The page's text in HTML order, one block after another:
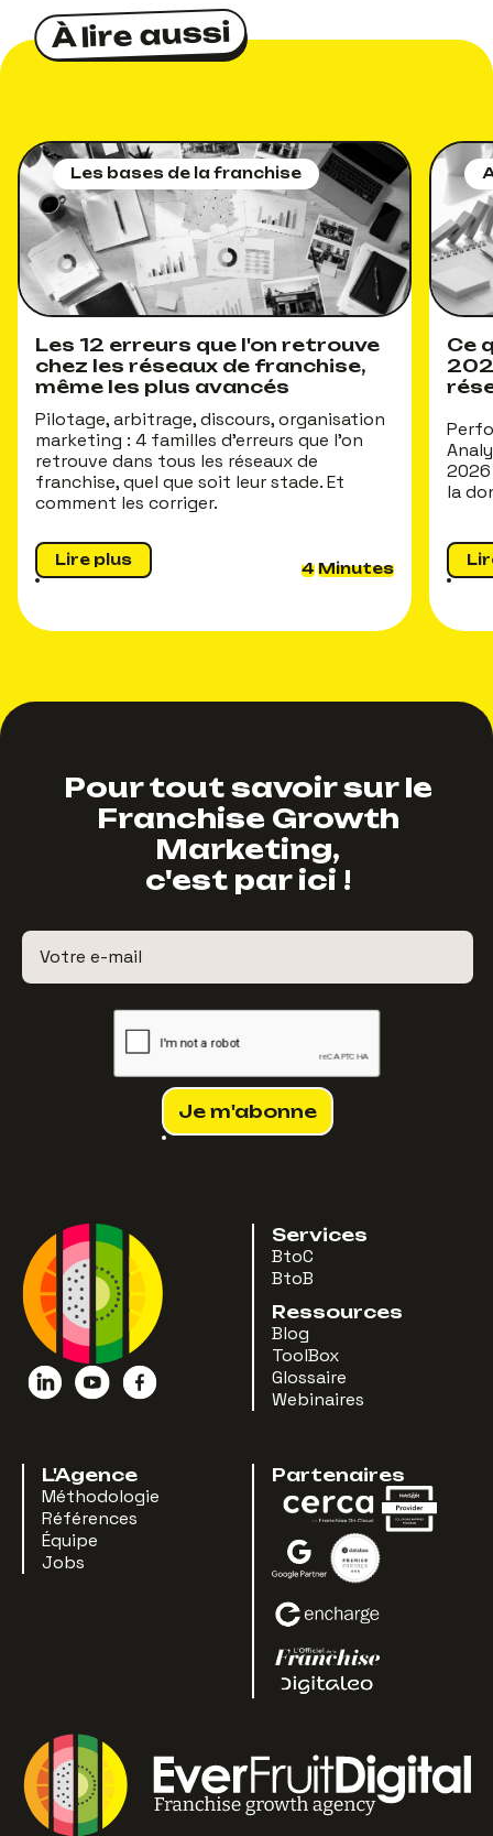
À lire aussi
À lire aussi
Les bases de la franchise
Les 12 erreurs que l'on retrouve
chez les réseaux de franchise,
même les plus avancés
Pilotage, arbitrage, discours, organisation
marketing : 4 familles d'erreurs que l'on
retrouve dans tous les réseaux de
franchise, quel que soit leur stade. Et
comment les corriger.
Lire plus 4 Minutes
Ce
2026
la
Pour tout savoir sur le
Franchise Growth
Marketing,
c'est par ici !
Services
BtoC
BtoB
Ressources
Blog
ToolBox
Glossaire
Webinaires
L'Agence
Méthodologie
Références
Équipe
Jobs
Partenaires